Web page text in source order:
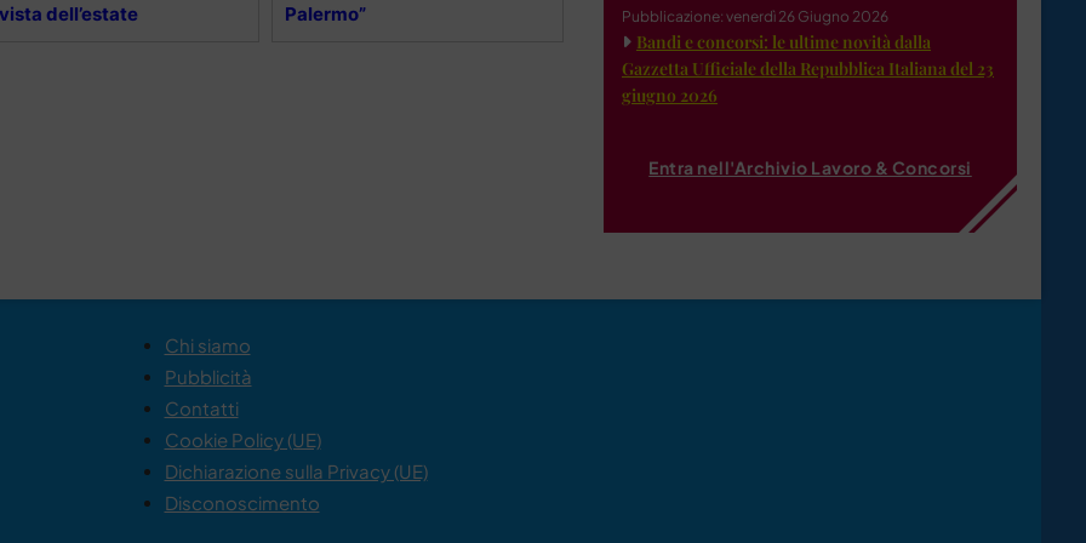
dell’estate Palermo” Pubblicazione: venerdì 26 Giugno 2026
Bandi e concorsi: le ultime novità dalla
Gazzetta Ufficiale della Repubblica Italiana del 23
giugno 2026
Entra nell'Archivio Lavoro & Concorsi
Chi siamo
Pubblicità
Contatti
Cookie Policy (UE)
Dichiarazione sulla Privacy (UE)
Disconoscimento